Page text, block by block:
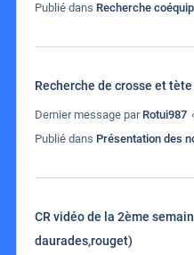
Publié dans Recherche
Recherche de crosse et
Dernier message par Rotui987
Publié dans Présentation des
CR vidéo de la 2ème
daurades,rouget)